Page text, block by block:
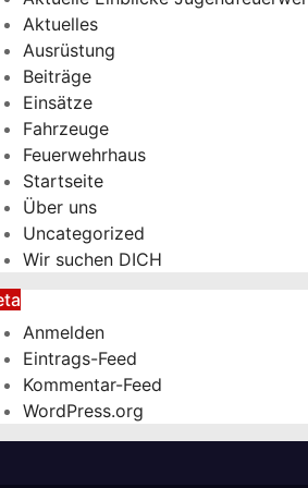
Aktuelles
Ausrüstung
Beiträge
Einsätze
Fahrzeuge
Feuerwehrhaus
Startseite
Über uns
Uncategorized
Wir suchen DICH
Anmelden
Eintrags-Feed
Kommentar-Feed
WordPress.org